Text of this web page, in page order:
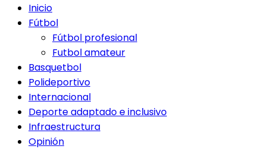
Inicio
Fútbol
Fútbol profesional
Futbol amateur
Basquetbol
Polideportivo
Internacional
Deporte adaptado e inclusivo
Infraestructura
Opinión